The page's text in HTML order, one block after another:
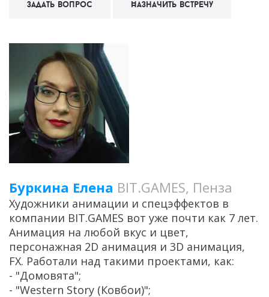
Задать вопрос Назначить встречу
Буркина Елена BIT.GAMES, Пенза
Художники анимации и спецэффектов в
компании BIT.GAMES вот уже почти как 7 лет.
Анимация на любой вкус и цвет,
персонажная 2D анимация и 3D анимация,
FX. Работали над такими проектами, как:
- "Домовята";
- "Western Story (Ковбои)";